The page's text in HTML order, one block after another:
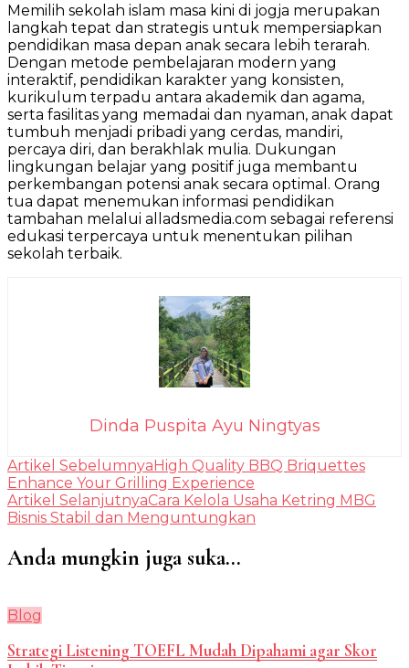
Memilih sekolah islam masa kini di jogja merupakan
langkah tepat dan strategis untuk mempersiapkan
pendidikan masa depan anak secara lebih terarah.
Dengan metode pembelajaran modern yang
interaktif, pendidikan karakter yang konsisten,
kurikulum terpadu antara akademik dan agama,
serta fasilitas yang memadai dan nyaman, anak dapat
tumbuh menjadi pribadi yang cerdas, mandiri,
percaya diri, dan berakhlak mulia. Dukungan
lingkungan belajar yang positif juga membantu
perkembangan potensi anak secara optimal. Orang
tua dapat menemukan informasi pendidikan
tambahan melalui alladsmedia.com sebagai referensi
edukasi terpercaya untuk menentukan pilihan
sekolah terbaik.
Dinda Puspita Ayu Ningtyas
Navigasi
Artikel
Artikel SebelumnyaHigh Quality BBQ Briquettes
Enhance Your Grilling Experience
Artikel SelanjutnyaCara Kelola Usaha Ketring MBG
Bisnis Stabil dan Menguntungkan
Anda mungkin juga suka...
Blog
Strategi Listening TOEFL Mudah Dipahami agar Skor